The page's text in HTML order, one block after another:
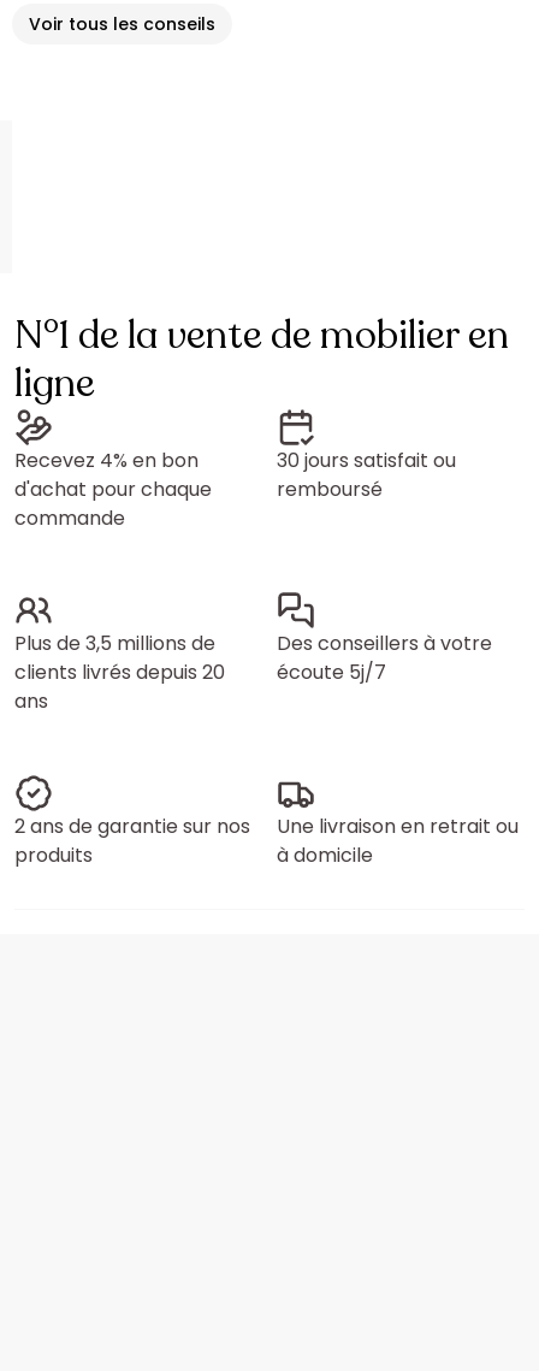
Voir tous les conseils
N°1 de la vente de mobilier en
ligne
Recevez 4% en bon
d'achat pour chaque
commande
30 jours satisfait ou
remboursé
Plus de 3,5 millions de
clients livrés depuis 20
ans
Des conseillers à votre
écoute 5j/7
2 ans de garantie sur nos
produits
Une livraison en retrait ou
à domicile